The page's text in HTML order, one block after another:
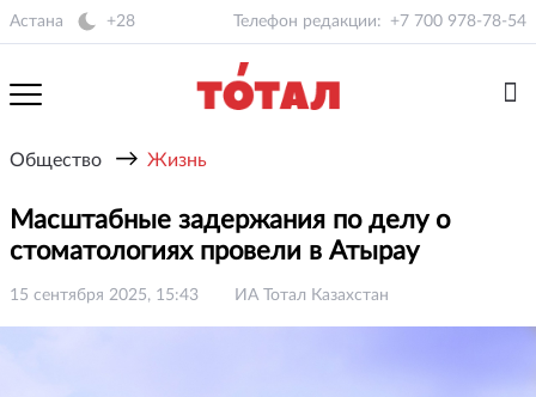
Астана +28 Телефон редакции: +7 700 978-78-54
Общество → Жизнь
Масштабные задержания по делу о
стоматологиях провели в Атырау
15 сентября 2025, 15:43 ИА Тотал Казахстан